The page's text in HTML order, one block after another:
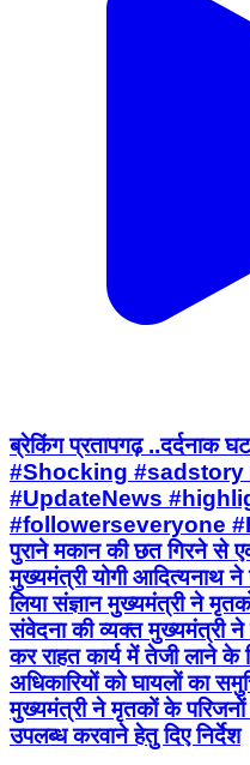
ब्रेकिंग प्रतापगढ़
#Shocking
#UpdateNews
#followerseveryone
पुराने मकान की छत गिरने से
मुख्यमंत्री योगी आदित्यनाथ
लिया संज्ञान मुख्यमंत्री ने
संवेदना की व्यक्त मुख्यमंत्री ने
कर राहत कार्य में तेजी लाने के
अधिकारियों को घायलों का
मुख्यमंत्री ने मृतकों के
उपलब्ध करवाने हेतु दिए निर्देश